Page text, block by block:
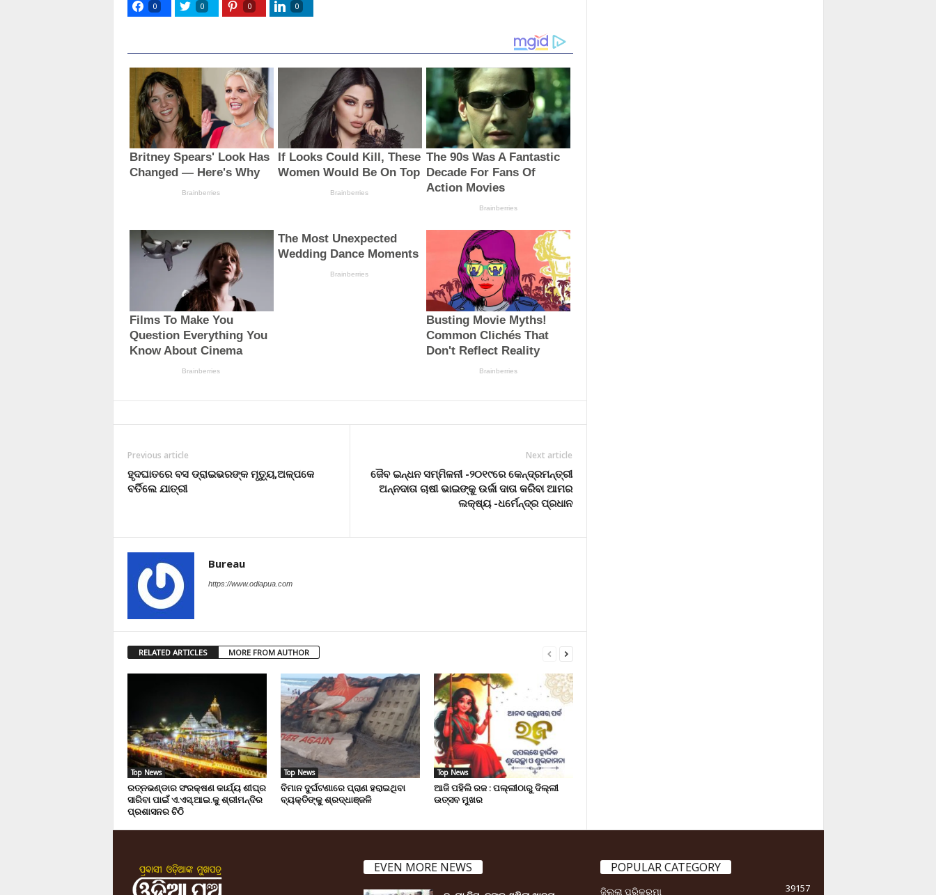
0 0 0 0
Previous article
ହୃଦଘାତରେ ବସ ଡ୍ରାଇଭରଙ୍କ ମୃତ୍ୟୁ,ଅଳ୍ପକେ
ବର୍ତିଲେ ଯାତ୍ରୀ
Next article
ଜୈବ ଇନ୍ଧନ ସମ୍ମିଳନୀ -୨୦୧୯ରେ କେନ୍ଦ୍ରମନ୍ତ୍ରୀ
ଅନ୍ନଦାତା ଚାଷୀ ଭାଇଙ୍କୁ ଉର୍ଜା ଦାତା କରିବା ଆମର
ଲକ୍ଷ୍ୟ -ଧର୍ମେନ୍ଦ୍ର ପ୍ରଧାନ
Bureau
https://www.odiapua.com
RELATED ARTICLES MORE FROM AUTHOR
Top News
ରତ୍ନଭଣ୍ଡାର ସଂରକ୍ଷଣ କାର୍ଯ୍ୟ ଶୀଘ୍ର
ସାରିବା ପାଇଁ ଏ.ଏସ୍.ଆଇ.କୁ ଶ୍ରୀମନ୍ଦିର
ପ୍ରଶାସନର ଚିଠି
Top News
ବିମାନ ଦୁର୍ଘଟଣାରେ ପ୍ରାଣ ହରାଇଥିବା
ବ୍ୟକ୍ତିଙ୍କୁ ଶ୍ରଦ୍ଧାଞ୍ଜଳି
Top News
ଆଜି ପହିଲି ରଜ : ପଲ୍ଲୀଠାରୁ ଦିଲ୍ଲୀ
ଉତ୍ସବ ମୁଖର
EVEN MORE NEWS POPULAR CATEGORY
ଜିଲ୍ଲା ପରିକ୍ରମା 39157